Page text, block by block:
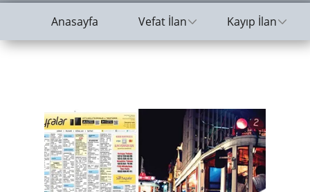
Anasayfa Vefat İlan Kayıp İlan